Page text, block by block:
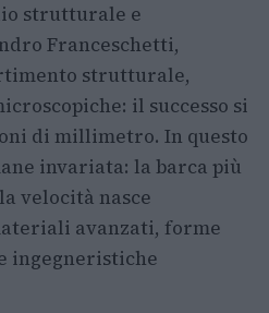
strutturale e
Franceschetti,
strutturale,
il successo si
di millimetro. In questo
invariata: la barca più
velocità nasce
avanzati, forme
ingegneristiche